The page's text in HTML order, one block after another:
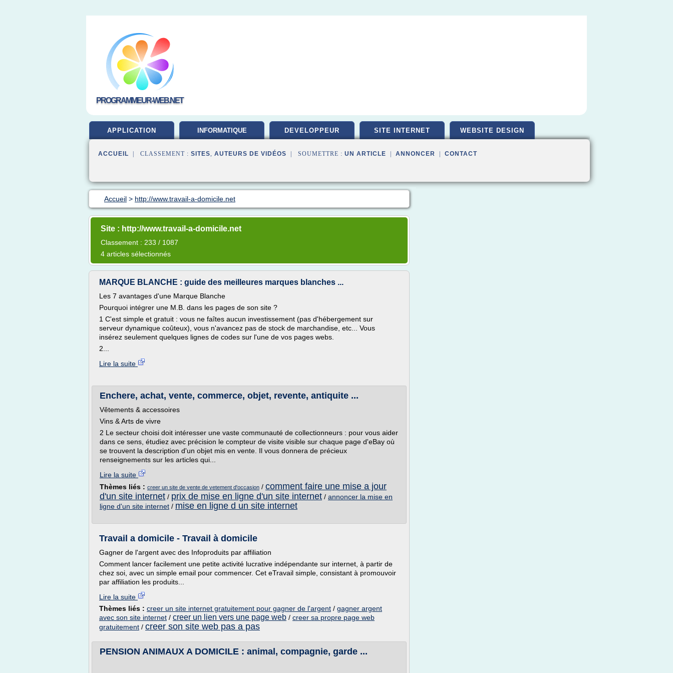
PROGRAMMEUR-WEB.NET
APPLICATION INFORMATIQUE DEVELOPPEUR SITE INTERNET WEBSITE DESIGN
ACCUEIL | CLASSEMENT : SITES, AUTEURS DE VIDÉOS | SOUMETTRE : UN ARTICLE ANNONCER CONTACT
Accueil > http://www.travail-a-domicile.net
Site : http://www.travail-a-domicile.net
Classement : 233 / 1087
4 articles sélectionnés
MARQUE BLANCHE : guide des meilleures marques blanches ...
Les 7 avantages d'une Marque Blanche
Pourquoi intégrer une M.B. dans les pages de son site ?
1 C'est simple et gratuit : vous ne faîtes aucun investissement (pas d'hébergement sur
serveur dynamique coûteux), vous n'avancez pas de stock de marchandise, etc... Vous
insérez seulement quelques lignes de codes sur l'une de vos pages webs.
2...
Lire la suite
Enchere, achat, vente, commerce, objet, revente, antiquite ...
Vêtements & accessoires
Vins & Arts de vivre
2 Le secteur choisi doit intéresser une vaste communauté de collectionneurs : pour vous aider
dans ce sens, étudiez avec précision le compteur de visite visible sur chaque page d'eBay où
se trouvent la description d'un objet mis en vente. Il vous donnera de précieux
renseignements sur les articles qui...
Lire la suite
Thèmes liés : creer un site de vente de vetement d'occasion / comment faire une mise a jour
d'un site internet / prix de mise en ligne d'un site internet / annoncer la mise en
ligne d'un site internet / mise en ligne d un site internet
Travail a domicile - Travail à domicile
Gagner de l'argent avec des Infoproduits par affiliation
Comment lancer facilement une petite activité lucrative indépendante sur internet, à partir de
chez soi, avec un simple email pour commencer. Cet eTravail simple, consistant à promouvoir
par affiliation les produits...
Lire la suite
Thèmes liés : creer un site internet gratuitement pour gagner de l'argent / gagner argent
avec son site internet / creer un lien vers une page web / creer sa propre page web
gratuitement / creer son site web pas a pas
PENSION ANIMAUX A DOMICILE : animal, compagnie, garde ...